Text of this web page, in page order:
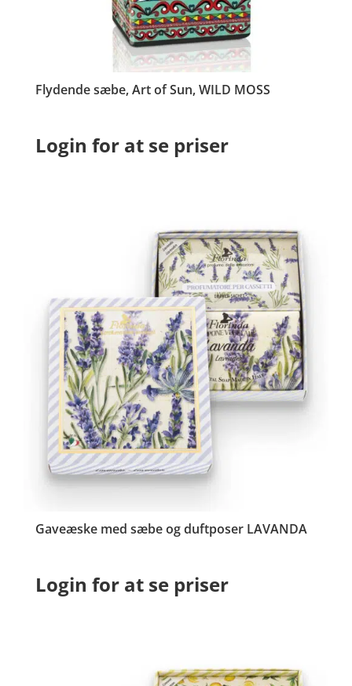
Flydende sæbe, Art of Sun, WILD MOSS
Login for at se priser
Gaveæske med sæbe og duftposer LAVANDA
Login for at se priser